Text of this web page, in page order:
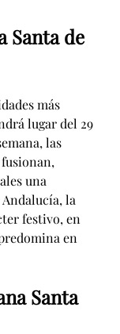
Santa de
más
lugar del 29
las
una
la
festivo, en
en
Santa